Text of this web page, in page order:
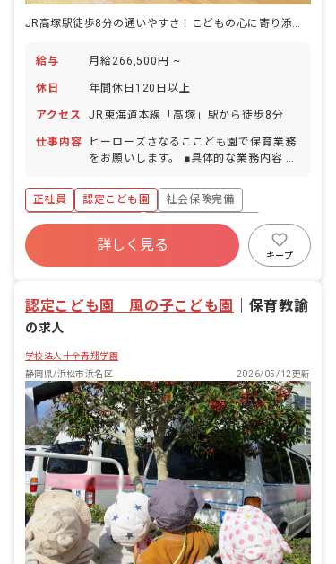
JR高塚駅徒歩8分の通いやすさ！こどもの心に寄り添う保育をしています！
給与 月給266,500円 ~
休日 年間休日120日以上
アクセス JR東海道本線「高塚」駅から徒歩8分
仕事内容
ヒーローズさなるここども園で保育業務
をお願いします。 ■具体的な業務内容 ・
午睡・遊びの見守り など） ・年齢に応
じた保育・活動の実施 ・保護者対応（連
絡帳・アプリ 等） ・園内行事の準備 な
ど
正社員 認定こども園
社会保険完備
ボーナス・賞与あり
年間休日120日以上
寮・住宅・家賃補助あり
詳しく見る
キープ
認定こども園 風の子こども園 保育教諭
の求人
学校法人十全青翔学園
静岡県/浜松市浜名区
2026/05/12更新